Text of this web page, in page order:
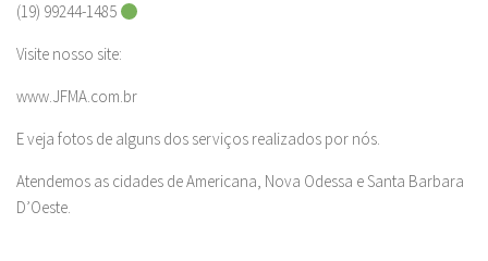
(19) 99244-1485
Visite nosso site:
www.JFMA.com.br
E veja fotos de alguns dos serviços realizados por nós.
Atendemos as cidades de Americana, Nova Odessa e Santa Barbara
D’Oeste.